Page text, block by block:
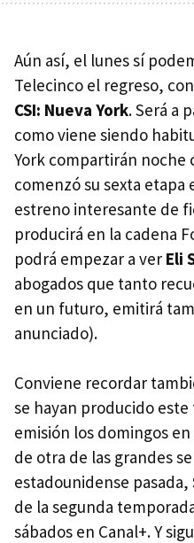
Aún así, el lunes sí
Telecinco el regreso,
CSI: Nueva York. Será a
como viene siendo
York compartirán noche
comenzó su sexta etapa
estreno interesante de
producirá en la cadena
podrá empezar a ver Eli
abogados que tanto
en un futuro, emitirá
anunciado).
Conviene recordar
se hayan producido
emisión los domingos
de otra de las grandes
estadounidense pasada,
de la segunda
sábados en Canal+. Y